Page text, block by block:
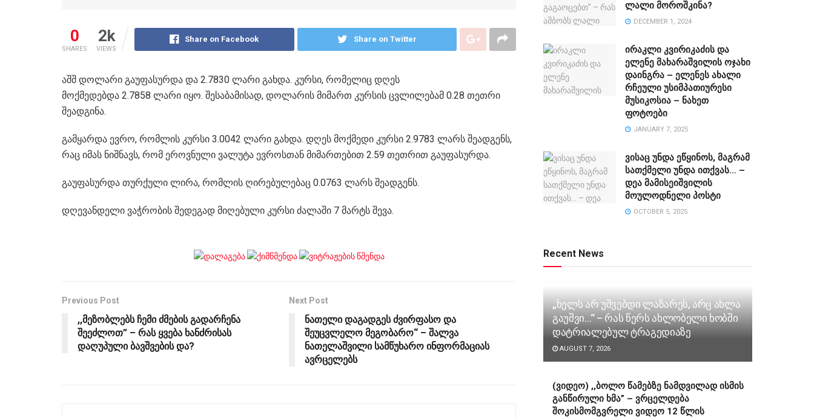
0
SHARES
2k
VIEWS
Share on Facebook Share on Twitter
აშშ დოლარი გაუფასურდა და 2.7830 ლარი გახდა. კურსი, რომელიც დღეს
მოქმედებდა 2.7858 ლარი იყო. შესაბამისად, დოლარის მიმართ კურსის ცვლილებამ 0.28 თეთრი
შეადგინა.
გამყარდა ევრო, რომლის კურსი 3.0042 ლარი გახდა. დღეს მოქმედი კურსი 2.9783 ლარს შეადგენს,
რაც იმას ნიშნავს, რომ ეროვნული ვალუტა ევროსთან მიმართებით 2.59 თეთრით გაუფასურდა.
გაუფასურდა თურქული ლირა, რომლის ღირებულებაც 0.0763 ლარს შეადგენს.
დღევანდელი ვაჭრობის შედეგად მიღებული კურსი ძალაში 7 მარტს შევა.
Previous Post
,,მეზობლებს ჩემი ძმების გადარჩენა
შეეძლოთ” – რას ყვება ხანძრისას
დაღუპული ბავშვების და?
Next Post
ნათელი დაგადგეს ძვირფასო და
შეუცვლელო მეგობარო“ – შალვა
ნათელაშვილი სამწუხარო ინფორმაციას
ავრცელებს
ლალი მოროშკინა?
DECEMBER 1, 2024
ირაკლი კვირიკაძის და
ელენე მახარაშვილის ოჯახი
დაინგრა – ელენეს ახალი
რჩეული უსიმპათიურესი
მუსიკოსია – ნახეთ
ფოტოები
JANUARY 7, 2025
ვისაც უნდა ეწყინოს, მაგრამ
სათქმელი უნდა ითქვას… –
დეა მამისეიშვილის
მოულოდნელი პოსტი
OCTOBER 5, 2025
Recent News
„ხელს არ უშვებდი ლაზარეს, არც ახლა
გაუშვი…“ – რას წერს ახლობელი ხობში
დატრიალებულ ტრაგედიაზე
AUGUST 7, 2026
(ვიდეო) ,,ბოლო წამებზე ნამდვილად ისმის
განწირული ხმა” – ვრცელდება
შოკისმომგვრელი ვიდეო 12 წლის